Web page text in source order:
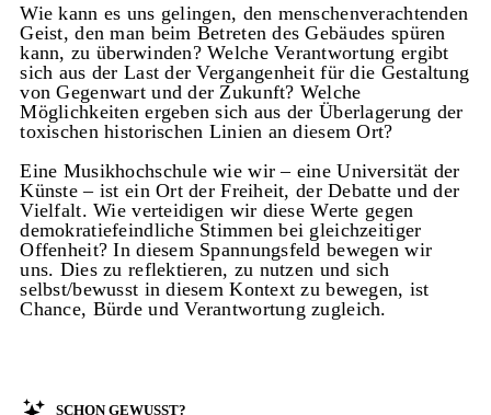
Wie kann es uns gelingen, den menschenverachtenden
Geist, den man beim Betreten des Gebäudes spüren
kann, zu überwinden? Welche Verantwortung ergibt
sich aus der Last der Vergangenheit für die Gestaltung
von Gegenwart und der Zukunft? Welche
Möglichkeiten ergeben sich aus der Überlagerung der
toxischen historischen Linien an diesem Ort?
Eine Musikhochschule wie wir – eine Universität der
Künste – ist ein Ort der Freiheit, der Debatte und der
Vielfalt. Wie verteidigen wir diese Werte gegen
demokratiefeindliche Stimmen bei gleichzeitiger
Offenheit? In diesem Spannungsfeld bewegen wir
uns. Dies zu reflektieren, zu nutzen und sich
selbst/bewusst in diesem Kontext zu bewegen, ist
Chance, Bürde und Verantwortung zugleich.
Schon gewusst?